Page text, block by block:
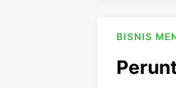
BISNIS